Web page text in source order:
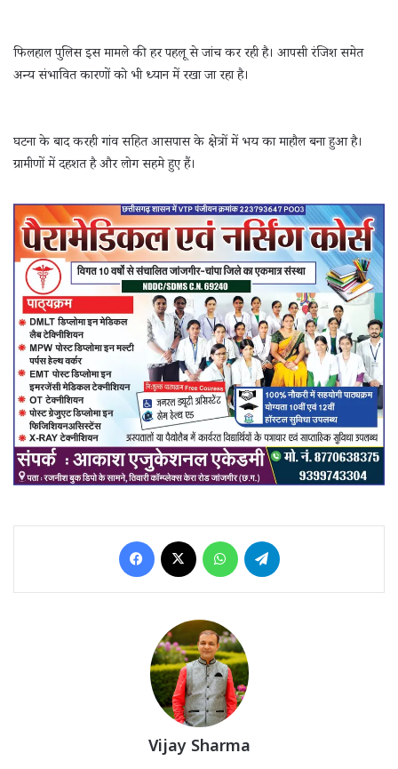
फिलहाल पुलिस इस मामले की हर पहलू से जांच कर रही है। आपसी रंजिश समेत
अन्य संभावित कारणों को भी ध्यान में रखा जा रहा है।
घटना के बाद करही गांव सहित आसपास के क्षेत्रों में भय का माहौल बना हुआ है।
ग्रामीणों में दहशत है और लोग सहमे हुए हैं।
Facebook WhatsApp
Vijay Sharma